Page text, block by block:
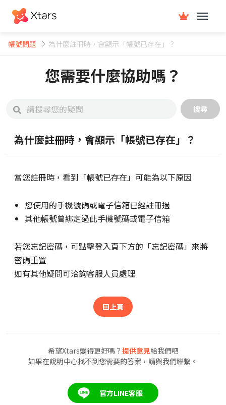
帳號問題 為什麼註冊時，會顯示「帳號已存在」？
您需要什麼協助嗎？
搜尋
為什麼註冊時，會顯示「帳號已存在」？
當您註冊時，看到「帳號已存在」可能為以下原因
您使用的手機號碼或電子信箱已經註冊過
其他帳號曾綁定過此手機號碼或電子信箱
若您忘記密碼，可點擊登入頁下方的「忘記密碼」來將
密碼重置
如有其他疑問可洽詢客服人員處理
回上頁
希望Xtars變得更好嗎？ 提供意見給我們吧
如果在說明中心找不到您需要的答案，請與我們聯繫。
官方LINE客服